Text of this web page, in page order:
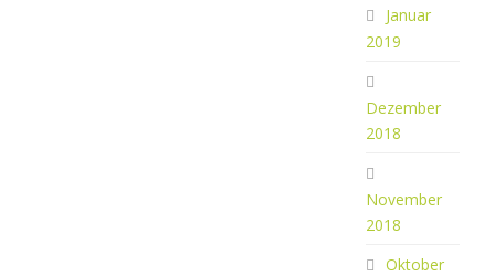
Januar
2019
Dezember
2018
November
2018
Oktober